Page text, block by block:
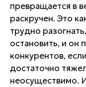
превращается в
раскручен. Это
трудно
остановить, и он
конкурентов,
достаточно
неосуществимо.